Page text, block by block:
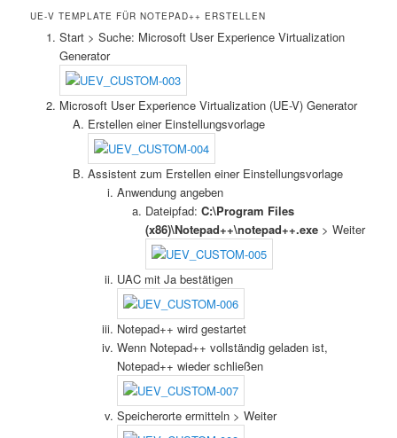
UE-V TEMPLATE FÜR NOTEPAD++ ERSTELLEN
Start > Suche: Microsoft User Experience Virtualization
Generator
Microsoft User Experience Virtualization (UE-V) Generator
Erstellen einer Einstellungsvorlage
Assistent zum Erstellen einer Einstellungsvorlage
Anwendung angeben
Dateipfad:C:\Program Files
(x86)\Notepad++\notepad++.exe > Weiter
UAC mit Ja bestätigen
Notepad++ wird gestartet
Wenn Notepad++ vollständig geladen ist,
Notepad++ wieder schließen
Speicherorte ermitteln > Weiter